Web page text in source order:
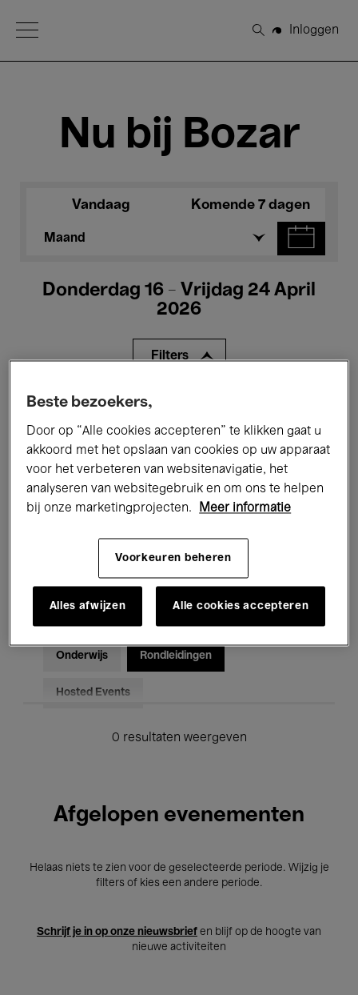
Open Menu
Zoeken
Inloggen
Nu bij Bozar
Vandaag Komende 7 dagen
Maand
Donderdag 16 - Vrijdag 24 April
2026
Filters
Alle evenementen
Tentoonstellingen Films
Lezingen & Debatten
Elektronische Muziek
Onderwijs Rondleidingen
Hosted Events
0 resultaten weergeven
Afgelopen evenementen
Helaas niets te zien voor de geselecteerde periode. Wijzig je
filters of kies een andere periode.
Schrijf je in op onze nieuwsbrief en blijf op de hoogte van
nieuwe activiteiten
Beste bezoekers,
Door op “Alle cookies accepteren” te klikken gaat u
akkoord met het opslaan van cookies op uw apparaat
voor het verbeteren van websitenavigatie, het
analyseren van websitegebruik en om ons te helpen
bij onze marketingprojecten.
Meer informatie
Voorkeuren beheren
Alles afwijzen Alle cookies accepteren